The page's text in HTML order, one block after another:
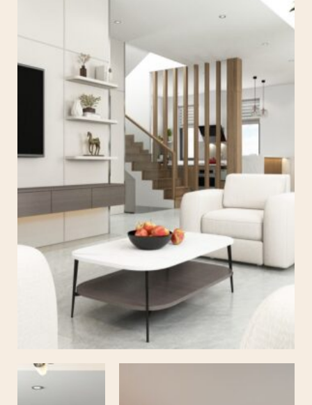
VILLA LÂM ĐỒNG